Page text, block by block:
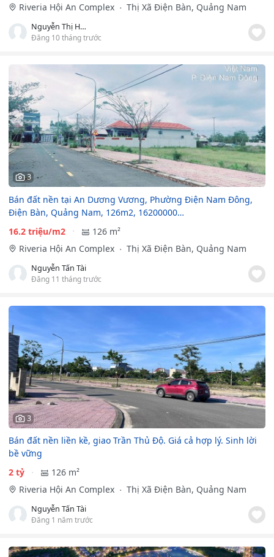
Riveria Hội An Complex
Thị Xã Điện Bàn, Quảng Nam
Nguyễn Thị Hương Giang
Đăng 10 tháng trước
3
Bán đất nền tại An Dương Vương, Phường Điện Nam Đông,
Điện Bàn, Quảng Nam, 126m2, 16200000…
16.2 triệu/m2
126 m²
Riveria Hội An Complex
Thị Xã Điện Bàn, Quảng Nam
Nguyễn Tấn Tài
Đăng 11 tháng trước
3
Bán đất nền liền kề, giao Trần Thủ Độ. Giá cả hợp lý. Sinh lời
bề vững
2 tỷ
126 m²
Riveria Hội An Complex
Thị Xã Điện Bàn, Quảng Nam
Nguyễn Tấn Tài
Đăng 1 năm trước